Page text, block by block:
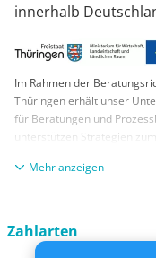
innerhalb
Im Rahmen der
Thüringen erhält unser
für Beratungen und
unterstützen Strategien zum
KMUs. Die daraus
aus Mitteln des
aus Mitteln des Freistaats
anzeigen
Zahlarten